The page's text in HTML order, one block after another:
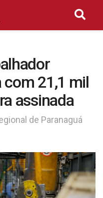
com 21,1 mil
assinada
de Paranaguá